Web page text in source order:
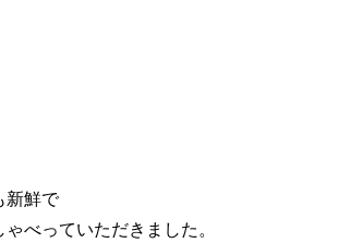
新鮮で
べっていただきました。